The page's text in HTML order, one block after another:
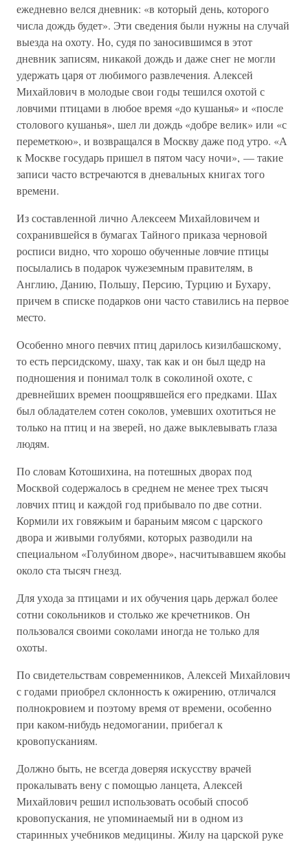
ежедневно велся дневник: «в который день, которого
числа дождь будет». Эти сведения были нужны на случай
выезда на охоту. Но, судя по заносившимся в этот
дневник записям, никакой дождь и даже снег не могли
удержать царя от любимого развлечения. Алексей
Михайлович в молодые свои годы тешился охотой с
ловчими птицами в любое время «до кушанья» и «после
столового кушанья», шел ли дождь «добре велик» или «с
переметкою», и возвращался в Москву даже под утро. «А
к Москве государь пришел в пятом часу ночи», — такие
записи часто встречаются в дневальных книгах того
времени.
Из составленной лично Алексеем Михайловичем и
сохранившейся в бумагах Тайного приказа черновой
росписи видно, что хорошо обученные ловчие птицы
посылались в подарок чужеземным правителям, в
Англию, Данию, Польшу, Персию, Турцию и Бухару,
причем в списке подарков они часто ставились на первое
место.
Особенно много певчих птиц дарилось кизилбашскому,
то есть персидскому, шаху, так как и он был щедр на
подношения и понимал толк в соколиной охоте, с
древнейших времен поощрявшейся его предками. Шах
был обладателем сотен соколов, умевших охотиться не
только на птиц и на зверей, но даже выклевывать глаза
людям.
По словам Котошихина, на потешных дворах под
Москвой содержалось в среднем не менее трех тысяч
ловчих птиц и каждой год прибывало по две сотни.
Кормили их говяжьим и бараньим мясом с царского
двора и живыми голубями, которых разводили на
специальном «Голубином дворе», насчитывавшем якобы
около ста тысяч гнезд.
Для ухода за птицами и их обучения царь держал более
сотни сокольников и столько же кречетников. Он
пользовался своими соколами иногда не только для
охоты.
По свидетельствам современников, Алексей Михайлович
с годами приобрел склонность к ожирению, отличался
полнокровием и поэтому время от времени, особенно
при каком-нибудь недомогании, прибегал к
кровопусканиям.
Должно быть, не всегда доверяя искусству врачей
прокалывать вену с помощью ланцета, Алексей
Михайлович решил использовать особый способ
кровопускания, не упоминаемый ни в одном из
старинных учебников медицины. Жилу на царской руке